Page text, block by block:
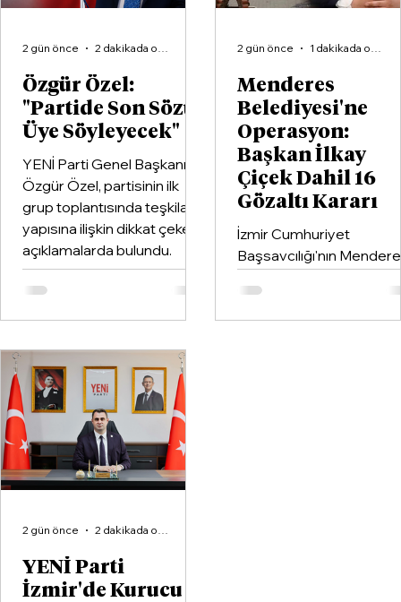
Özgür Özel:
"Partide Son Sözü
Üye Söyleyecek"
YENİ Parti Genel Başkanı
Özgür Özel, partisinin ilk
grup toplantısında teşkilat
yapısına ilişkin dikkat çeken
açıklamalarda bulundu.
2 gün önce 2 dakikada okunur
Menderes
Belediyesi'ne
Operasyon:
Başkan İlkay
Çiçek Dahil 16
Gözaltı Kararı
İzmir Cumhuriyet
Başsavcılığı'nın
yürüttüğü soruşturma
kapsamında Belediye
2 gün önce 1 dakikada okunur
YENİ Parti
İzmir'de Kurucu
2 gün önce 2 dakikada okunur